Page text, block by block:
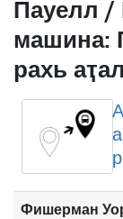
Пауелл /
машина:
рахь
Фишерман